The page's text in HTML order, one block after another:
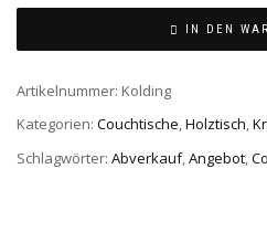
IN DEN
Artikelnummer: Kolding
Kategorien: Couchtische,Holztisch,
Schlagwörter: Abverkauf,Angebot,